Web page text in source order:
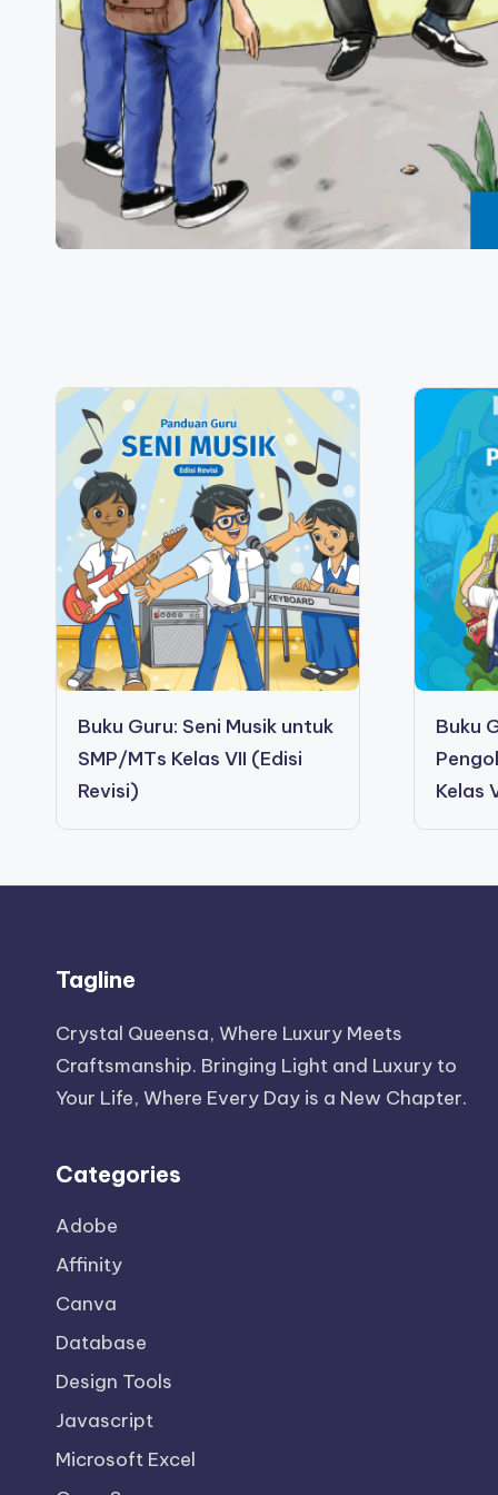
Buku Guru: Seni Musik untuk
SMP/MTs Kelas VII (Edisi
Revisi)
Buku
Kelas
Tagline
Crystal Queensa, Where Luxury Meets
Craftsmanship. Bringing Light and Luxury to
Your Life, Where Every Day is a New Chapter.
Categories
Adobe
Affinity
Canva
Database
Design Tools
Javascript
Microsoft Excel